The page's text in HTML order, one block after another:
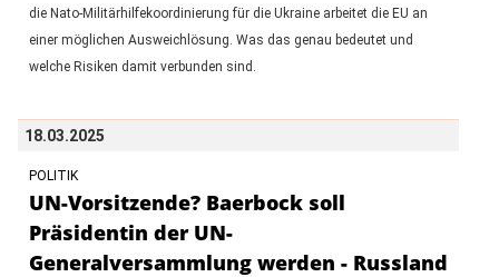
die Nato-Militärhilfekoordinierung für die Ukraine arbeitet die EU an
einer möglichen Ausweichlösung. Was das genau bedeutet und
welche Risiken damit verbunden sind.
18.03.2025
POLITIK
UN-Vorsitzende? Baerbock soll
Präsidentin der UN-
Generalversammlung werden - Russland